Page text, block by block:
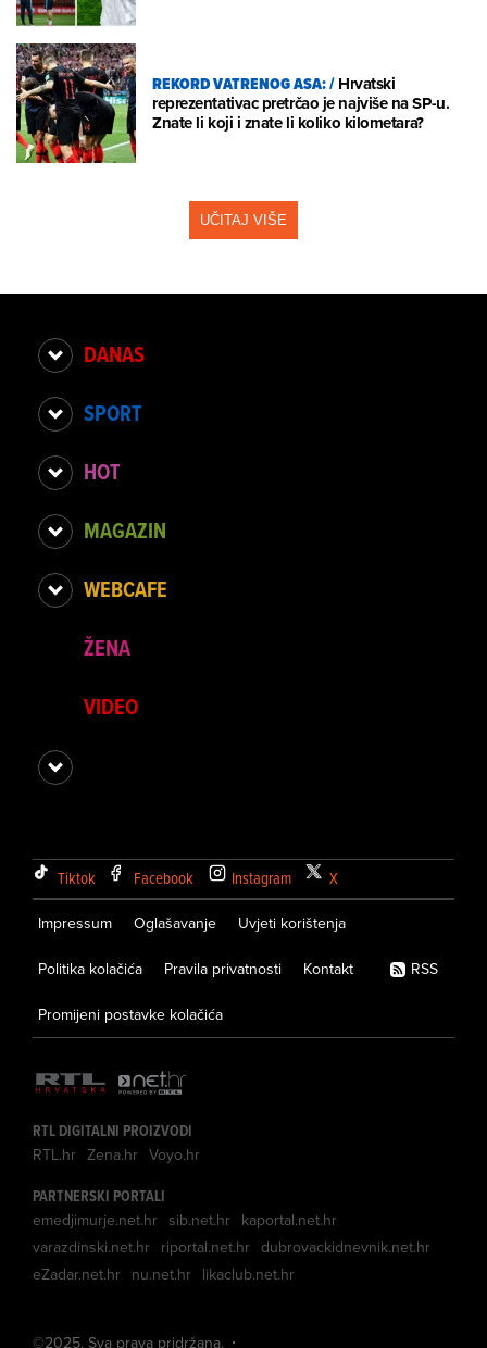
REKORD VATRENOG ASA:/Hrvatski
reprezentativac pretrčao je najviše na SP-u.
Znate li koji i znate li koliko kilometara?
UČITAJ VIŠE
DANAS
SPORT
HOT
MAGAZIN
WEBCAFE
ŽENA
VIDEO
Tiktok Facebook Instagram X
Impressum Oglašavanje Uvjeti korištenja
Politika kolačića Pravila privatnosti Kontakt
Promijeni postavke kolačića
RSS
RTL DIGITALNI PROIZVODI
RTL.hr Zena.hr Voyo.hr
PARTNERSKI PORTALI
emedjimurje.net.hr sib.net.hr kaportal.net.hr
varazdinski.net.hr riportal.net.hr dubrovackidnevnik.net.hr
eZadar.net.hr nu.net.hr likaclub.net.hr
©2025. Sva prava pridržana.